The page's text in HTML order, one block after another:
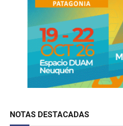
NOTAS DESTACADAS